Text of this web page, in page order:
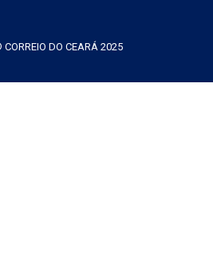
DO CEARÁ 2025